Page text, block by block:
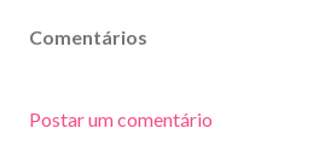
Comentários
Postar um comentário